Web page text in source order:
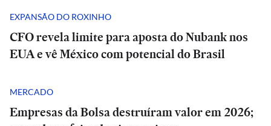
EXPANSÃO DO ROXINHO
CFO revela limite para aposta do Nubank nos
EUA e vê México com potencial do Brasil
MERCADO
Empresas da Bolsa destruíram valor em 2026;